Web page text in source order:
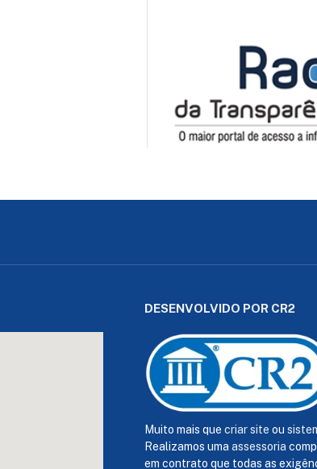
DESENVOLVIDO POR CR2
Muito mais que criar site ou
Realizamos uma assessoria
em contrato que todas as